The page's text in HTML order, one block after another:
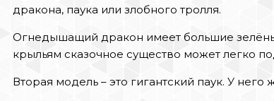
дракона, паука или злобного тролля.
Огнедышащий дракон имеет большие
крыльям сказочное существо может легко
Вторая модель – это гигантский паук. У